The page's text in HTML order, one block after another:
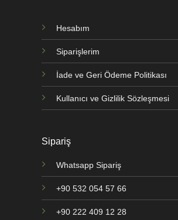
Hesabım
Siparişlerim
İade ve Geri Ödeme Politikası
Kullanıcı ve Gizlilik Sözleşmesi
Sipariş
Whatsapp Sipariş
+90 532 054 57 66
+90 222 409 12 28